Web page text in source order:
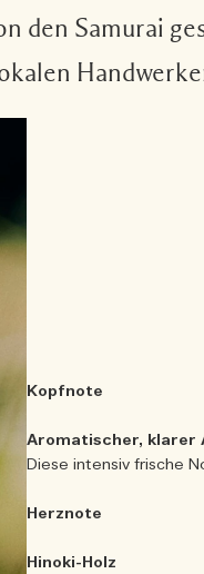
den Samurai
Kopfnote
Aromatischer, klarer
Diese intensiv frische
Herznote
Hinoki-Holz